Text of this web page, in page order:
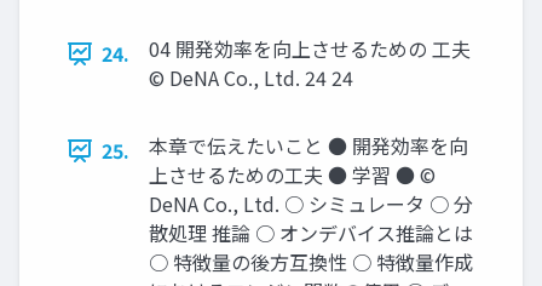
24.
04 開発効率を向上させるための 工夫
© DeNA Co., Ltd. 24 24
25.
本章で伝えたいこと ● 開発効率を向
上させるための工夫 ● 学習 ● ©
DeNA Co., Ltd. ○ シミュレータ ○ 分
散処理 推論 ○ オンデバイス推論とは
○ 特徴量の後方互換性 ○ 特徴量作成